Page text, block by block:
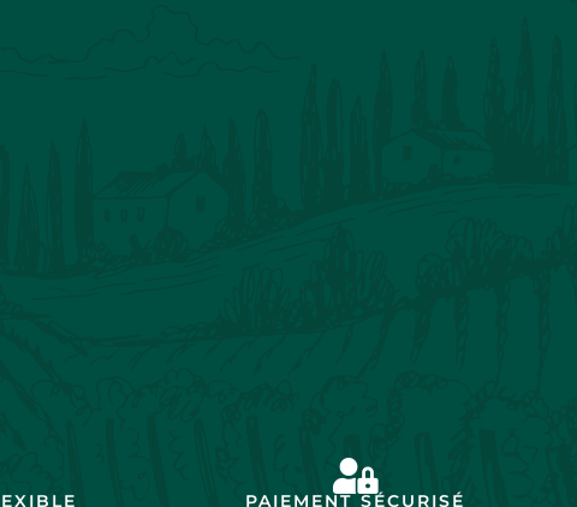
PAIEMENT SÉCURISÉ